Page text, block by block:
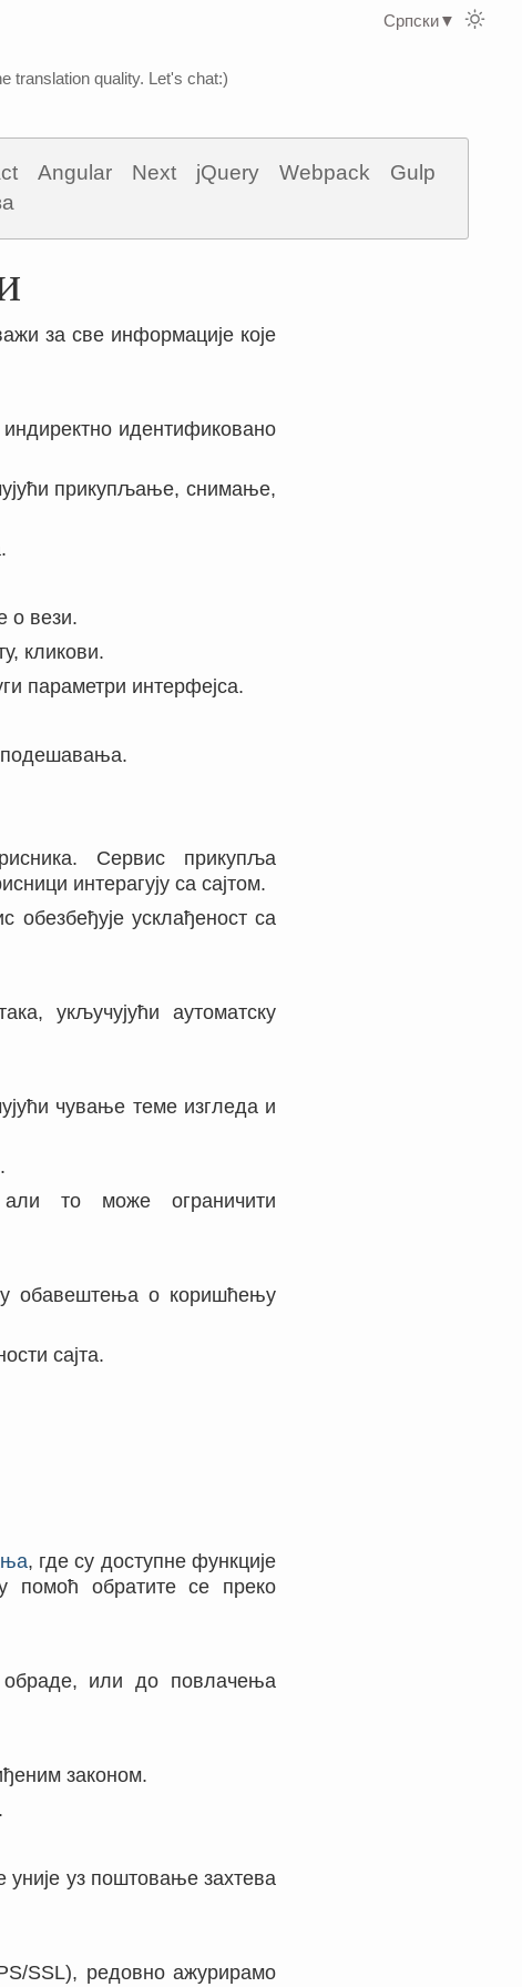
translation quality. Let's chat:)
Angular Next jQuery Webpack
Gulp
за све информације које
идентификовано
прикупљање, снимање,
о вези.
кликови.
параметри интерфејса.
подешавања.
Сервис прикупља
интерагују са сајтом.
усклађеност са
укључујући аутоматску
чување теме изгледа и
то може ограничити
обавештења о коришћењу
сајта.
, где су доступне функције
помоћ обратите се преко
обраде, или до повлачења
законом.
уније уз поштовање захтева
SSL), редовно ажурирамо
Српски▼